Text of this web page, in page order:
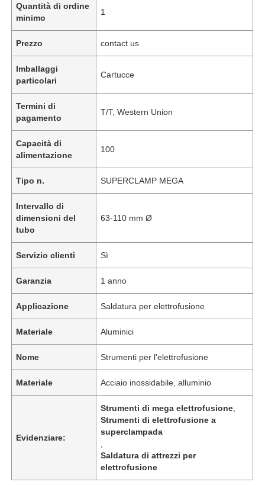
Quantità di ordine
minimo
1
Prezzo contact us
Imballaggi
particolari
Cartucce
Termini di
pagamento
T/T, Western Union
Capacità di
alimentazione
100
Tipo n. SUPERCLAMP MEGA
Intervallo di
dimensioni del
tubo
63-110 mm Ø
Servizio clienti Sì
Garanzia 1 anno
Applicazione Saldatura per elettrofusione
Materiale Aluminici
Nome Strumenti per l'elettrofusione
Materiale Acciaio inossidabile, alluminio
Evidenziare:
Strumenti di mega elettrofusione
Strumenti di elettrofusione a
superclampada
Saldatura di attrezzi per
elettrofusione